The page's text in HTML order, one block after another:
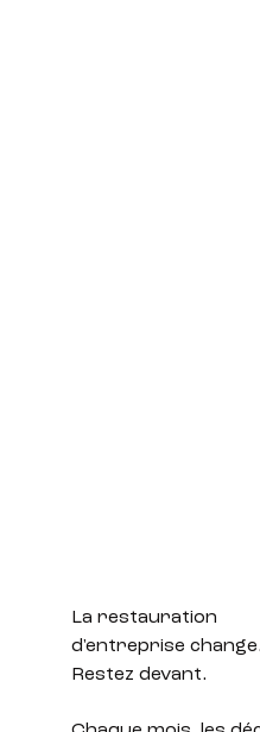
La restauration
d'entreprise change.
Restez devant.